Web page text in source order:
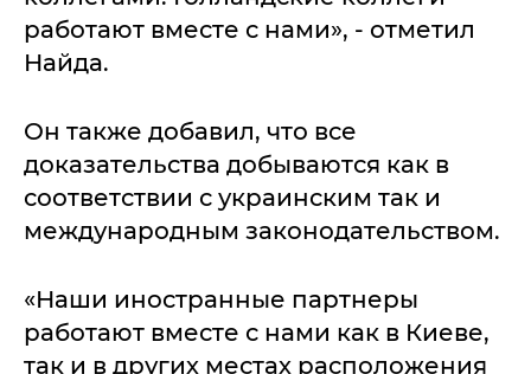
работают вместе с нами», - отметил
Найда.
Он также добавил, что все
доказательства добываются как в
соответствии с украинским так и
международным законодательством.
«Наши иностранные партнеры
работают вместе с нами как в Киеве,
так и в других местах расположения